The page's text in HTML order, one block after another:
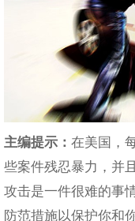
主编提示： 在美国，
些案件残忍暴力，并
攻击是一件很难的事
防范措施以保护你和